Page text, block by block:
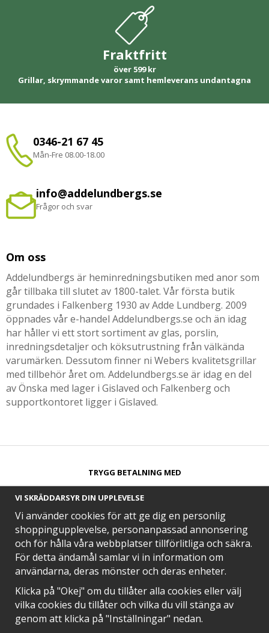
Fraktfritt
över 599 kr
Grillar, skrymmande varor samt hemleverans undantagna
0346-21 67 45
Mån-Fre 08.00-18.00
info@addelundbergs.se
Frågor och svar
Om oss
Addelundbergs är heminredningsbutiken med anor som
går tillbaka till slutet av 1800-talet. Vår första butik
grundades i Falkenberg 1930 av Adde Lundberg. 2009
öppnades vår e-handel Addelundbergs.se och än idag
har håller vi ett stort sortiment av glas, porslin,
inredningsdetaljer och köksutrustning från välkända
varumärken. Dessutom finner ni Webers kvalitetsgrillar
med tillbehör året om. Addelundbergs.se är idag en del
av Önska med lager i Gislaved och Falkenberg och
supportkontoret ligger i Gislaved.
TRYGG BETALNING MED​
SNABB LEVERANS MED
EN DEL AV
VI SKRÄDDARSYR DIN UPPLEVELSE
Vi använder cookies för att ge dig en personlig
shoppingupplevelse, personanpassad annonsering
och för hålla våra webbplatser tillförlitliga och säkra.
För detta ändamål samlar vi in information om
användarna, deras mönster och deras enheter.
Klicka på "Okej" om du tillåter alla cookies eller välj
vilka cookies du tillåter och vilka du vill stänga av
genom att klicka på "Inställningar" nedan.